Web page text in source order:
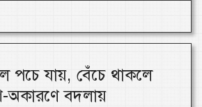
পচে যায়, বেঁচে থাকলে
অকারণে বদলায়